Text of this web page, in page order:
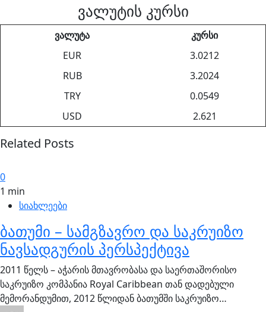
ვალუტის კურსი
ვალუტა
კურსი
EUR
3.0212
RUB
3.2024
TRY
0.0549
USD
2.621
Related Posts
0
1 min
სიახლეები
ბათუმი – სამგზავრო და საკრუიზო
ნავსადგურის პერსპექტივა
2011 წელს – აჭარის მთავრობასა და საერთაშორისო
საკრუიზო კომპანია Royal Caribbean თან დადებული
მემორანდუმით, 2012 წლიდან ბათუმში საკრუიზო…